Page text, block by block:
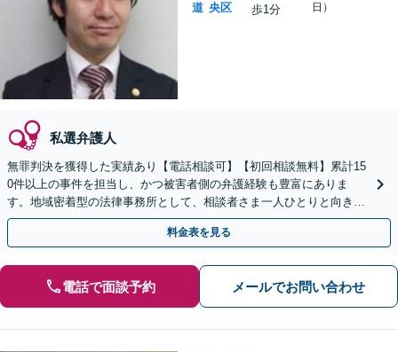
道 央区
歩1分
日）
私選弁護人
無罪判決を獲得した実績あり【電話相談可】【初回相談無料】累計15
0件以上の事件を担当し、かつ被害者側の弁護経験も豊富にありま
す。地域密着型の法律事務所として、相談者さま一人ひとりと向き合
い、「迅速かつ有利」な解決を目指します。
料金表を見る
電話で面談予約 メールでお問い合わせ